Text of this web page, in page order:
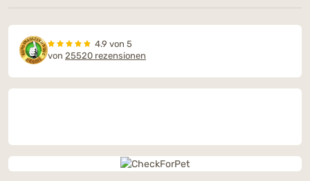
4.9 von 5
von 25520 rezensionen